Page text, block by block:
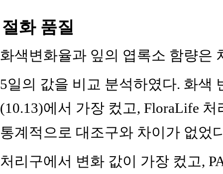
절화 품질
화색변화율과 잎의 엽록소 함량은
5일의 값을 비교 분석하였다. 화색
(10.13)에서 가장 컸고, FloraLife
통계적으로 대조구와 차이가 없었
처리구에서 변화 값이 가장 컸고,